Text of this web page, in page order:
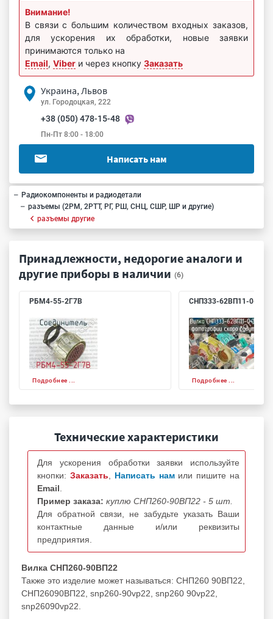
Внимание!
В связи с большим количеством входных заказов,
для ускорения их обработки, новые заявки
принимаются только на
Email, Viber и через кнопку Заказать
Украина, Львов
ул. Городоцкая, 222
+38 (050) 478-15-48
Пн-Пт 8:00 - 18:00
Написать нам
Радиокомпоненты и радиодетали
разъемы (2РМ, 2РТТ, РГ, РШ, СНЦ, СШР, ШР и другие)
разъемы другие
Принадлежности, недорогие аналоги и
другие приборы в наличии (6)
РБМ4-55-2Г7В
Подробнее ...
СНП333-62ВП11-0-В
Подробнее ...
Технические характеристики
Для ускорения обработки заявки используйте
кнопки: Заказать Написать нам или пишите на
Email
Пример заказа: куплю СНП260-90ВП22 - 5 шт.
Для обратной связи, не забудьте указать Ваши
контактные данные и/или реквизиты
предприятия.
Вилка СНП260-90ВП22
Также это изделие может называться: СНП260 90ВП22,
СНП26090ВП22, snp260-90vp22, snp260 90vp22,
snp26090vp22.